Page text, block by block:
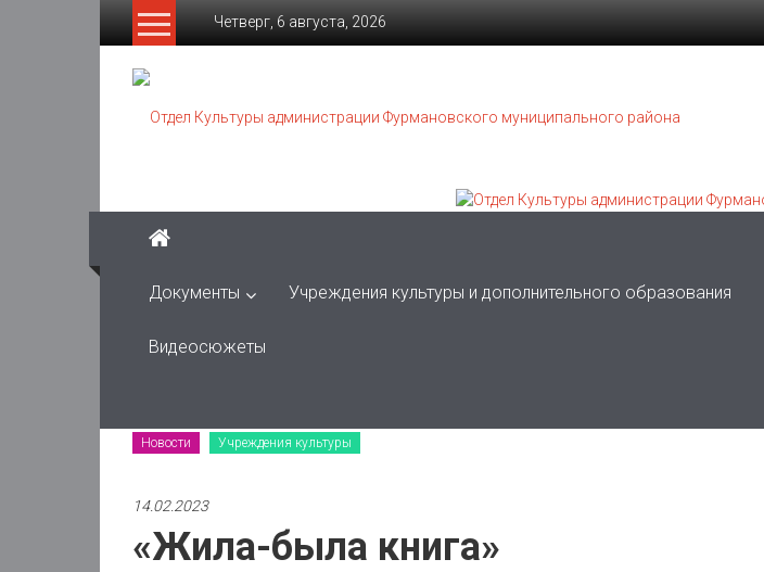
Четверг, 6 августа, 2026
Отдел
Культуры
Фурмановского
муниципального
района
Муниципальное
Документы Учреждения культуры и дополнительного образования
Видеосюжеты
Новости Учреждения культуры
14.02.2023
«Жила-была книга»